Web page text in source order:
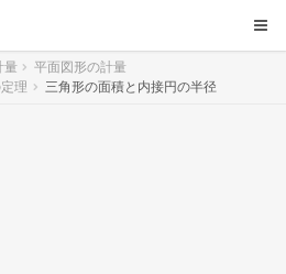
量
平面図形の計量
理
三角形の面積と内接円の半径